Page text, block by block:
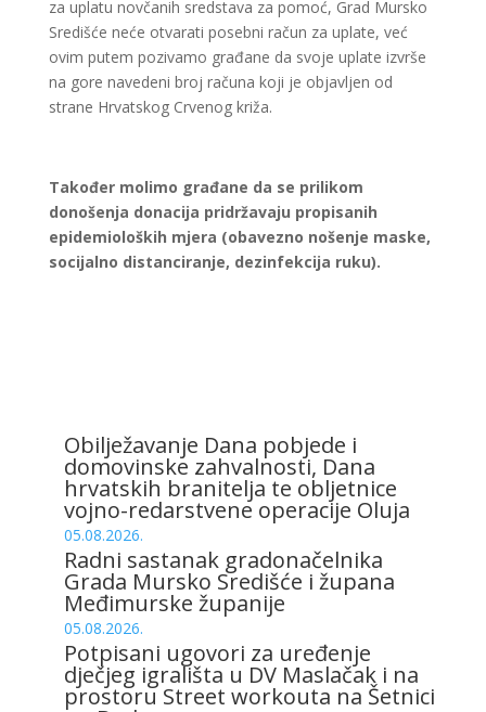
za uplatu novčanih sredstava za pomoć, Grad Mursko
Središće neće otvarati posebni račun za uplate, već
ovim putem pozivamo građane da svoje uplate izvrše
na gore navedeni broj računa koji je objavljen od
strane Hrvatskog Crvenog križa.
Također molimo građane da se prilikom
donošenja donacija pridržavaju propisanih
epidemioloških mjera (obavezno nošenje maske,
socijalno distanciranje, dezinfekcija ruku).
Obilježavanje Dana pobjede i
domovinske zahvalnosti, Dana
hrvatskih branitelja te obljetnice
vojno-redarstvene operacije Oluja
05.08.2026.
Radni sastanak gradonačelnika
Grada Mursko Središće i župana
Međimurske županije
05.08.2026.
Potpisani ugovori za uređenje
dječjeg igrališta u DV Maslačak i na
prostoru Street workouta na Šetnici